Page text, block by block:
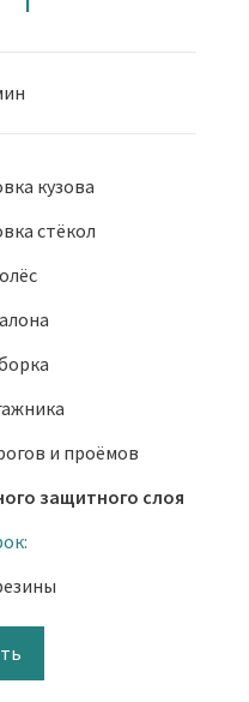
кузова
стёкол
и проёмов
защитного слоя